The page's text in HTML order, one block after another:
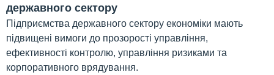
державного сектору
Підприємства державного сектору економіки мають
підвищені вимоги до прозорості управління,
ефективності контролю, управління ризиками та
корпоративного врядування.